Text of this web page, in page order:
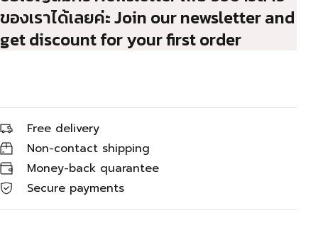
ของเราได้เลยค่ะ Join our newsletter and
get discount for your first order
Free delivery
Non-contact shipping
Money-back quarantee
Secure payments